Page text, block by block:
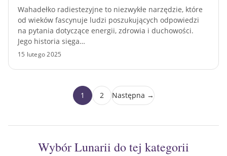
Wahadełko radiestezyjne to niezwykłe narzędzie, które
od wieków fascynuje ludzi poszukujących odpowiedzi
na pytania dotyczące energii, zdrowia i duchowości.
Jego historia sięga…
15 lutego 2025
1 2 Następna →
Wybór Lunarii do tej kategorii